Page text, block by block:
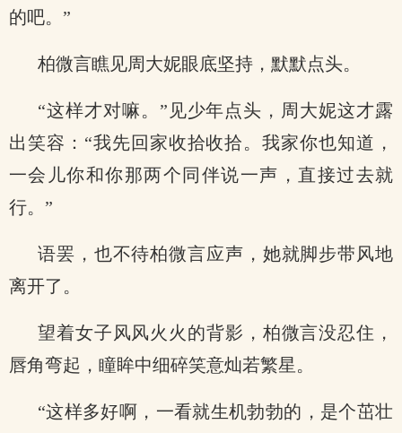
的吧。”
柏微言瞧见周大妮眼底坚持，默默点头。
“这样才对嘛。”见少年点头，周大妮这才露
出笑容：“我先回家收拾收拾。我家你也知道，
一会儿你和你那两个同伴说一声，直接过去就
行。”
语罢，也不待柏微言应声，她就脚步带风地
离开了。
望着女子风风火火的背影，柏微言没忍住，
唇角弯起，瞳眸中细碎笑意灿若繁星。
“这样多好啊，一看就生机勃勃的，是个茁壮